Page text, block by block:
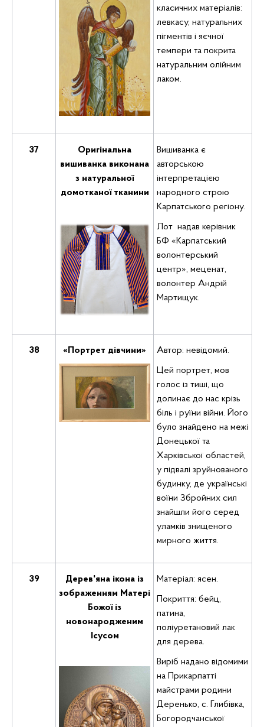
класичних матеріалів:
левкасу, натуральних
пігментів і яєчної
темпери та покрита
натуральним олійним
лаком.
37
Оригінальна
вишиванка виконана
з натуральної
домотканої тканини
Вишиванка є
авторською
інтерпретацією
народного строю
Карпатського регіону.
Лот надав керівник
БФ «Карпатський
волонтерський
центр», меценат,
волонтер Андрій
Мартищук.
38 «Портрет дівчини» Автор: невідомий.
Цей портрет, мов
голос із тиші, що
долинає до нас крізь
біль і руїни війни. Його
було знайдено на межі
Донецької та
Харківської областей,
у підвалі зруйнованого
будинку, де українські
воїни Збройних сил
знайшли його серед
уламків знищеного
мирного життя.
39
Дерев'яна ікона із
зображенням Матері
Божої із
новонародженим
Ісусом
Матеріал: ясен.
Покриття: бейц,
патина,
поліуретановий лак
для дерева.
Виріб надано відомими
на Прикарпатті
майстрами родини
Деренько, с. Глибівка,
Богородчанської